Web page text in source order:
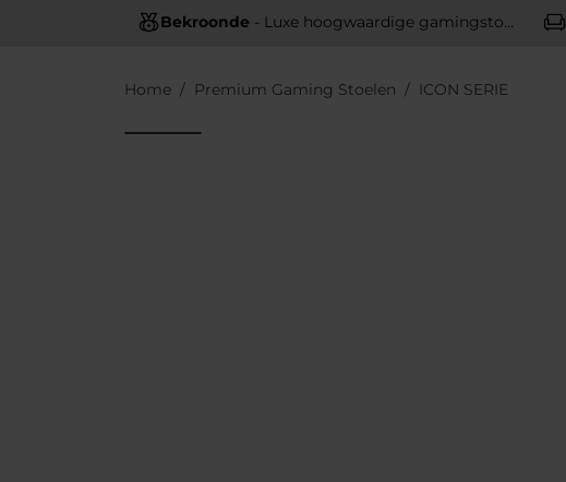
Bekroonde - Luxe hoogwaardige gamingstoelen
Home Premium Gaming Stoelen ICON SERIE